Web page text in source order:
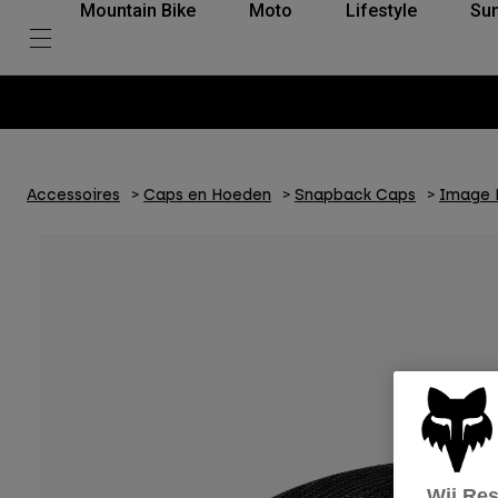
Mountain Bike Moto Lifestyle
Accessoires Caps en Hoeden Snapback Caps Image